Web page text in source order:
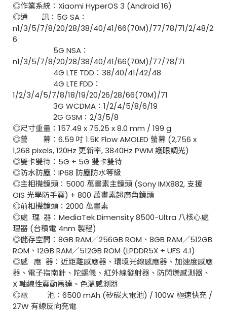
◎作業系統：Xiaomi HyperOS 3 (Android 16)
◎通 訊：5G SA：
n1/3/5/7/8/20/28/38/40/41/66(70M)/77/78/71/2/48/2
6
5G NSA：
n1/3/5/7/8/20/28/38/40/41/66(70M)/77/78/71
4G LTE TDD：38/40/41/42/48
4G LTE FDD：
1/2/3/4/5/7/8/18/19/20/26/28/66(70M)/71
3G WCDMA：1/2/4/5/8/6/19
2G GSM：2/3/5/8
◎尺寸重量：157.49 x 75.25 x 8.0 mm / 199 g
◎螢 幕：6.59 吋 1.5K Flow AMOLED 螢幕 (2,756 x
1,268 pixels, 120Hz 更新率, 3840Hz PWM 護眼調光)
◎雙卡雙待：5G + 5G 雙卡雙待
◎防水防塵：IP68 防塵防水等級
◎主相機鏡頭：5000 萬畫素主鏡頭 (Sony IMX882, 支援
OIS 光學防手震) + 800 萬畫素超廣角鏡頭
◎前相機鏡頭：2000 萬畫素
◎處 理 器：MediaTek Dimensity 8500-Ultra 八核心處
理器 (台積電 4nm 製程)
◎儲存空間：8GB RAM／256GB ROM、8GB RAM／512GB
ROM、12GB RAM／512GB ROM (LPDDR5X + UFS 4.1)
◎感 應 器：近距離感應器、環境光線感應器、加速度感應
器、電子指南針、陀螺儀、紅外線發射器、防閃爍感測器、
X 軸線性震動馬達、色溫感測器
◎電 池：6500 mAh (矽碳大電池) / 100W 極速快充 /
27W 有線反向充電